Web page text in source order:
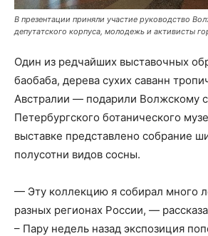
В презентации приняли участие руководство
депутатского корпуса, молодежь и активисты
Один из редчайших выставочных
баобаба, дерева сухих саванн
Австралии — подарили Волжскому
Петербургского ботанического
выставке представлено собрание
полусотни видов сосны.
— Эту коллекцию я собирал много
разных регионах России, —
– Пару недель назад экспозиция